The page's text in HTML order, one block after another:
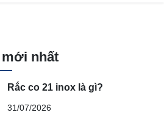
nhất
Rắc co 21 inox là gì?
31/07/2026